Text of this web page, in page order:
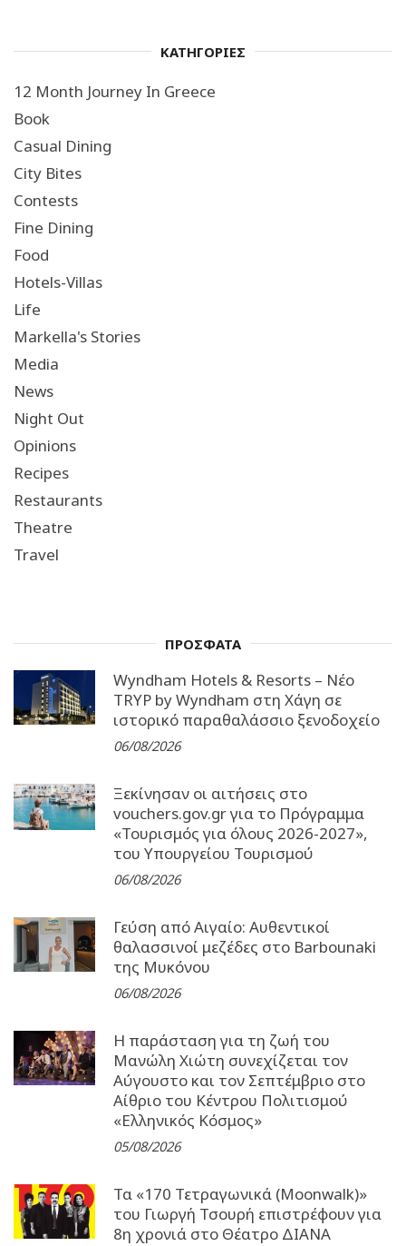
ΚΑΤΗΓΟΡΙΕΣ
12 Month Journey In Greece
Book
Casual Dining
City Bites
Contests
Fine Dining
Food
Hotels-Villas
Life
Markella's Stories
Media
News
Night Out
Opinions
Recipes
Restaurants
Theatre
Travel
ΠΡΟΣΦΑΤΑ
Wyndham Hotels & Resorts – Νέο
TRYP by Wyndham στη Χάγη σε
ιστορικό παραθαλάσσιο ξενοδοχείο
06/08/2026
Ξεκίνησαν οι αιτήσεις στο
vouchers.gov.gr για το Πρόγραμμα
«Τουρισμός για όλους 2026-2027»,
του Υπουργείου Τουρισμού
06/08/2026
Γεύση από Αιγαίο: Αυθεντικοί
θαλασσινοί μεζέδες στο Barbounaki
της Μυκόνου
06/08/2026
Η παράσταση για τη ζωή του
Μανώλη Χιώτη συνεχίζεται τον
Αύγουστο και τον Σεπτέμβριο στο
Αίθριο του Κέντρου Πολιτισμού
«Ελληνικός Κόσμος»
05/08/2026
Τα «170 Τετραγωνικά (Moonwalk)»
του Γιωργή Τσουρή επιστρέφουν για
8η χρονιά στο Θέατρο ΔΙΑΝΑ